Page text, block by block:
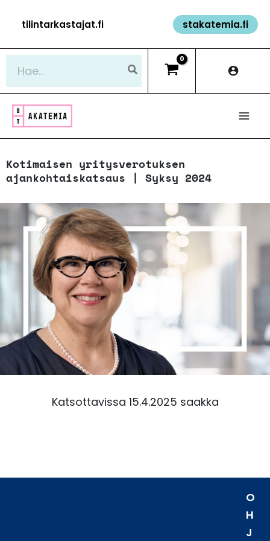
sisältöön
tilintarkastajat.fi stakatemia.fi
Kotimaisen yritysverotuksen
ajankohtaiskatsaus | Syksy 2024​
Katsottavissa 15.4.2025 saakka
O
H
J